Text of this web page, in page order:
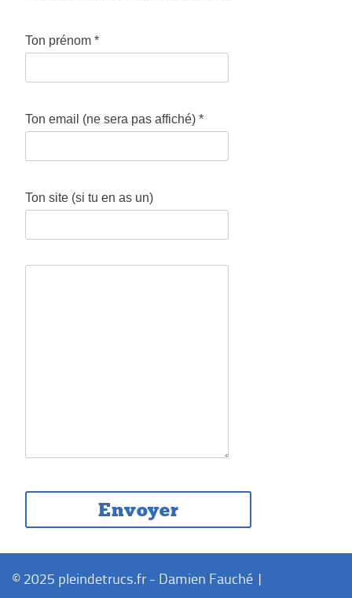
Ton prénom *
Ton email (ne sera pas affiché) *
Ton site (si tu en as un)
© 2025 pleindetrucs.fr - Damien Fauché |